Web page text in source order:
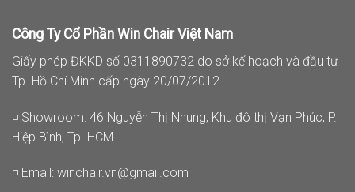
Công Ty Cổ Phần Win Chair Việt Nam
Giấy phép ĐKKD số 0311890732 do sở kế hoạch và đầu tư
Tp. Hồ Chí Minh cấp ngày 20/07/2012
◽ Showroom: 46 Nguyễn Thị Nhung, Khu đô thị Vạn Phúc, P.
Hiệp Bình, Tp. HCM
◽ Email: winchair.vn@gmail.com